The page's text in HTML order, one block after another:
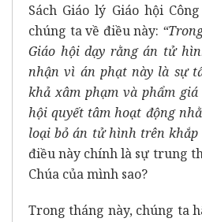
Sách Giáo lý Giáo hội
chúng ta về điều này:
Giáo hội dạy rằngán tử
nhận vì án phạt này là sự
khả xâm phạm và phẩm
hội quyết tâm hoạt động
loại bỏ án tử hình trên
điều này chính là sự trung
Chúa của mình sao?
Trong tháng này, chúng ta